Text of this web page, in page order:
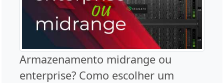
Armazenamento midrange ou
enterprise? Como escolher um